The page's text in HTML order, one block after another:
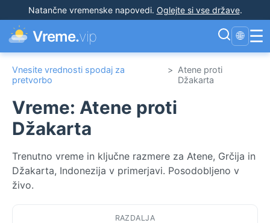
Natančne vremenske napovedi. Oglejte si vse države.
Vreme.vip 🌐 ☰
Vnesite vrednosti spodaj za
pretvorbo
> Atene proti
Džakarta
Vreme: Atene proti
Džakarta
Trenutno vreme in ključne razmere za Atene, Grčija in
Džakarta, Indonezija v primerjavi. Posodobljeno v
živo.
RAZDALJA